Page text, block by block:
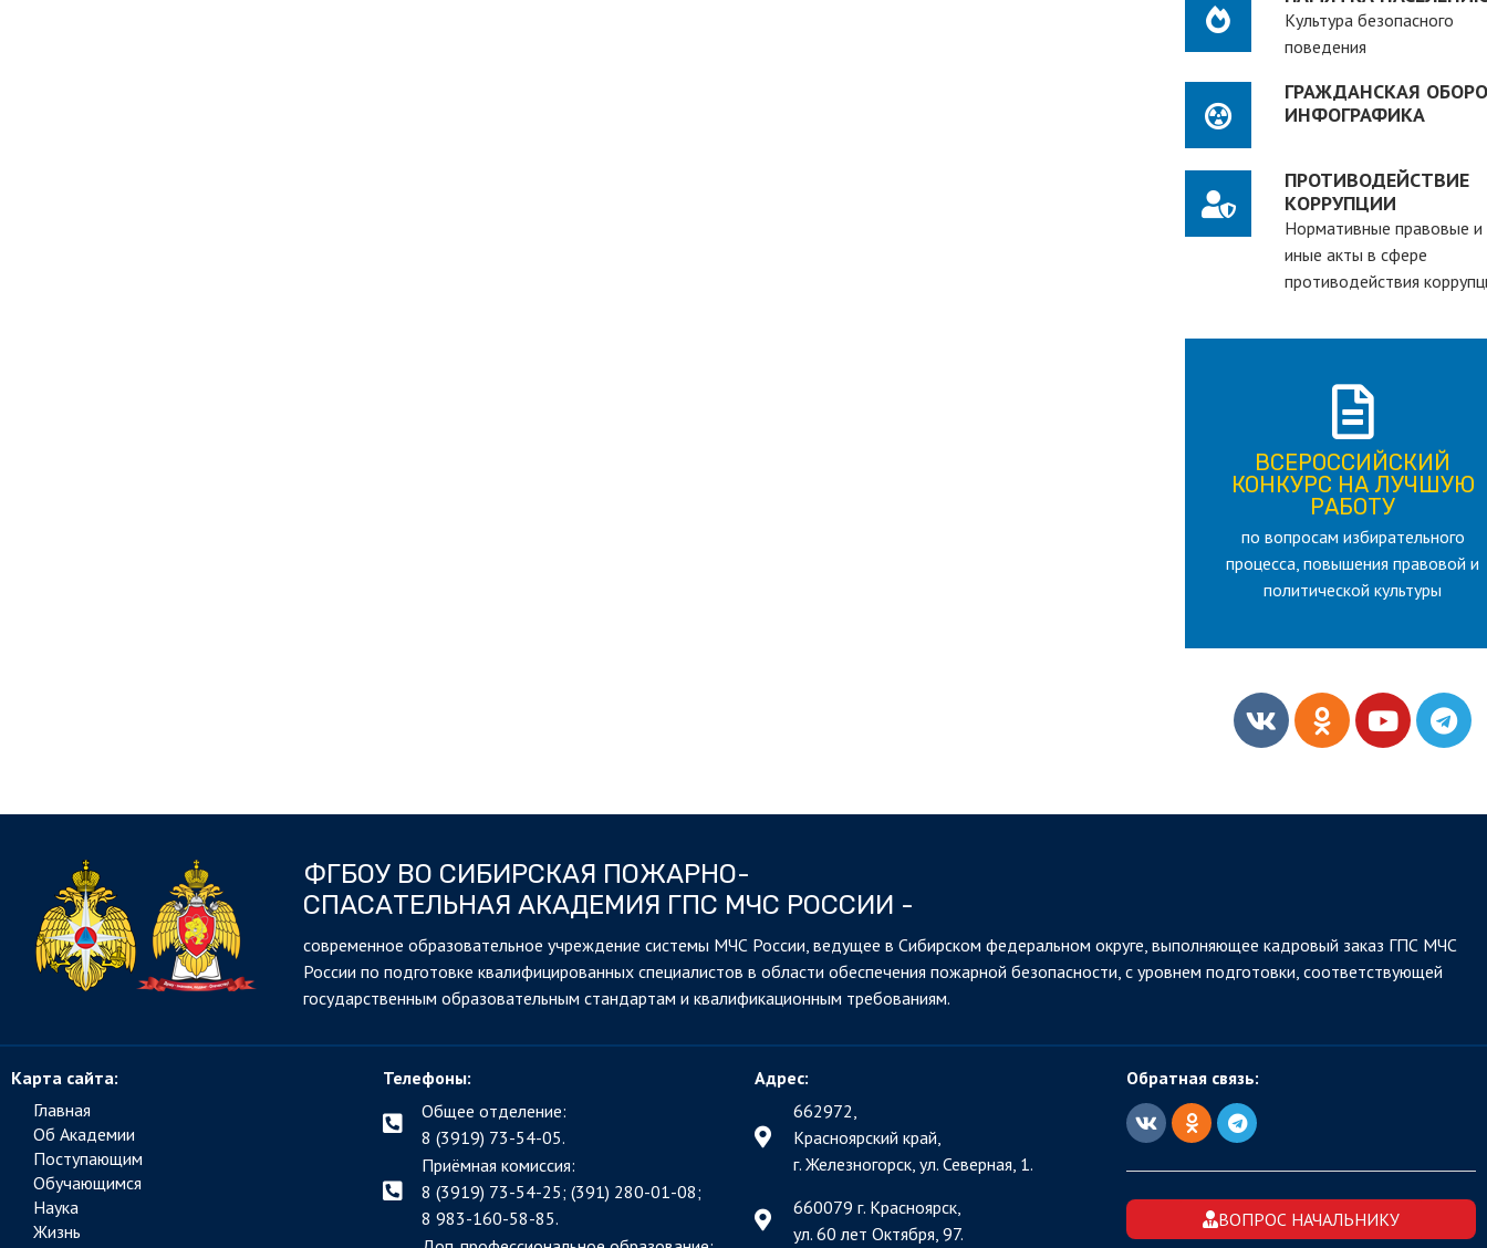
Культура безопасного
поведения
ГРАЖДАНСКАЯ
ИНФОГРАФИКА
ПРОТИВОДЕЙСТВИЕ
КОРРУПЦИИ
Нормативные правовые и
иные акты в сфере
противодействия
ВСЕРОССИЙСКИЙ
КОНКУРС НА ЛУЧШУЮ
РАБОТУ
по вопросам избирательного
процесса, повышения правовой и
политической культуры
ВСЕРОССИЙСКИЙ
КОНКУРС НА ЛУЧШУЮ
РАБОТУ
для лица старше 18 и моложе 35
лет
ПОДРОБНЕЕ
ФГБОУ ВО СИБИРСКАЯ ПОЖАРНО-
СПАСАТЕЛЬНАЯ АКАДЕМИЯ ГПС МЧС РОССИИ -
cовременное образовательное учреждение системы МЧС России, ведущее в Сибирском федеральном округе, выполняющее кадровый заказ ГПС МЧС
России по подготовке квалифицированных специалистов в области обеспечения пожарной безопасности, с уровнем подготовки, соответствующей
государственным образовательным стандартам и квалификационным требованиям.
Карта сайта:
Главная
Об Академии
Поступающим
Обучающимся
Наука
Жизнь
Телефоны:
Общее отделение:
8 (3919) 73-54-05.
Приёмная комиссия:
8 (3919) 73-54-25; (391) 280-01-08;
8 983-160-58-85.
Адрес:
662972,
Красноярский край,
г. Железногорск, ул. Северная, 1.
660079 г. Красноярск,
ул. 60 лет Октября, 97.
Обратная связь:
ВОПРОС НАЧАЛЬНИКУ